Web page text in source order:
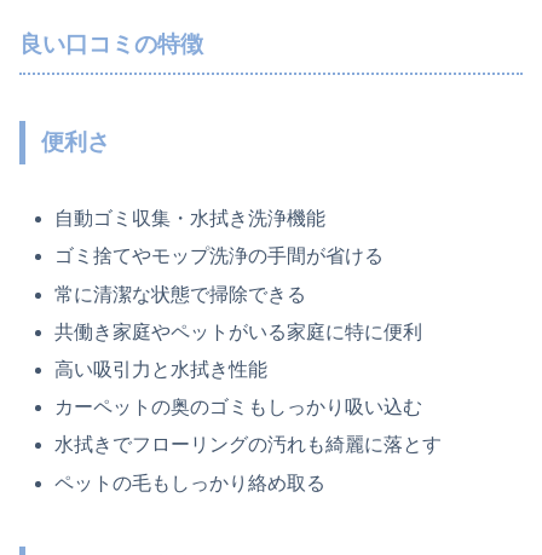
良い口コミの特徴
便利さ
自動ゴミ収集・水拭き洗浄機能
ゴミ捨てやモップ洗浄の手間が省ける
常に清潔な状態で掃除できる
共働き家庭やペットがいる家庭に特に便利
高い吸引力と水拭き性能
カーペットの奥のゴミもしっかり吸い込む
水拭きでフローリングの汚れも綺麗に落とす
ペットの毛もしっかり絡め取る